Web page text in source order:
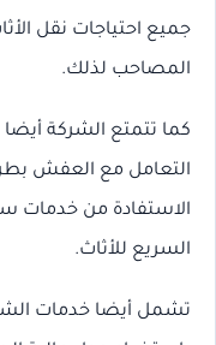
جميع احتياجات نقل
المصاحب لذلك.
كما تتمتع الشركة
التعامل مع العفش
الاستفادة من خدمات
السريع للأثاث.
تشمل أيضا خدمات